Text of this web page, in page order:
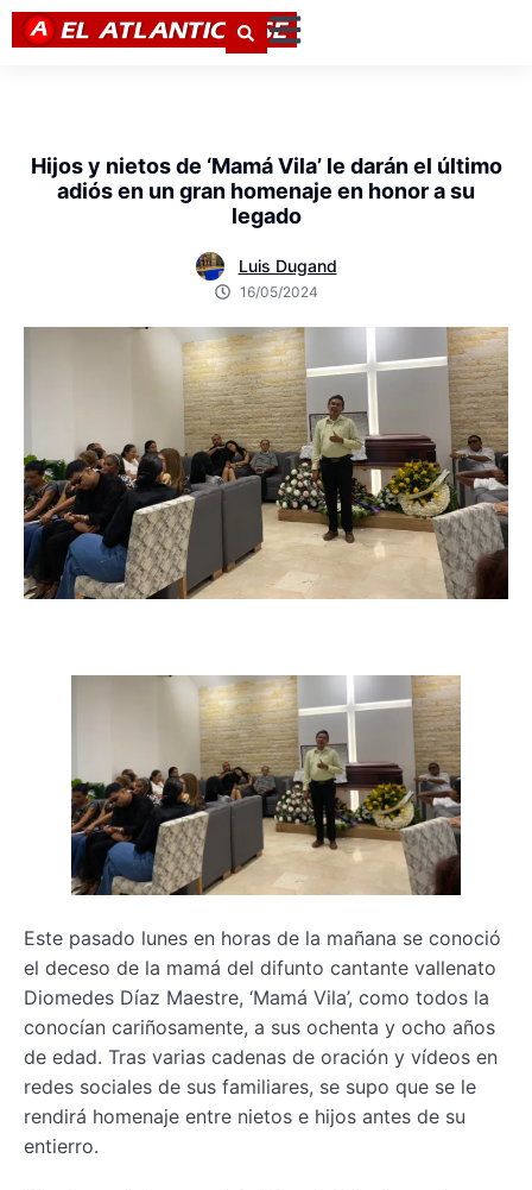
Hijos y nietos de ‘Mamá Vila’ le darán el último
adiós en un gran homenaje en honor a su
legado
Luis Dugand
16/05/2024
Este pasado lunes en horas de la mañana se conoció
el deceso de la mamá del difunto cantante vallenato
Diomedes Díaz Maestre, ‘Mamá Vila’, como todos la
conocían cariñosamente, a sus ochenta y ocho años
de edad. Tras varias cadenas de oración y vídeos en
redes sociales de sus familiares, se supo que se le
rendirá homenaje entre nietos e hijos antes de su
entierro.